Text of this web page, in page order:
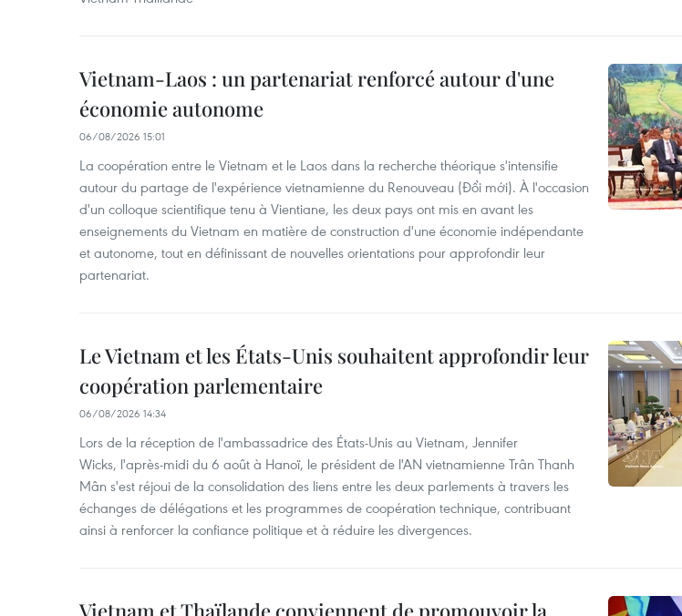
Vietnam-Laos : un partenariat renforcé autour d'une
économie autonome
06/08/2026 15:01
La coopération entre le Vietnam et le Laos dans la recherche théorique s'intensifie
autour du partage de l'expérience vietnamienne du Renouveau (Đổi mới). À l'occasion
d'un colloque scientifique tenu à Vientiane, les deux pays ont mis en avant les
enseignements du Vietnam en matière de construction d'une économie indépendante
et autonome, tout en définissant de nouvelles orientations pour approfondir leur
partenariat.
Le Vietnam et les États-Unis souhaitent approfondir leur
coopération parlementaire
06/08/2026 14:34
Lors de la réception de l'ambassadrice des États-Unis au Vietnam, Jennifer
Wicks, l'après-midi du 6 août à Hanoï, le président de l'AN vietnamienne Trân Thanh
Mân s'est réjoui de la consolidation des liens entre les deux parlements à travers les
échanges de délégations et les programmes de coopération technique, contribuant
ainsi à renforcer la confiance politique et à réduire les divergences.
Vietnam et Thaïlande conviennent de promouvoir la